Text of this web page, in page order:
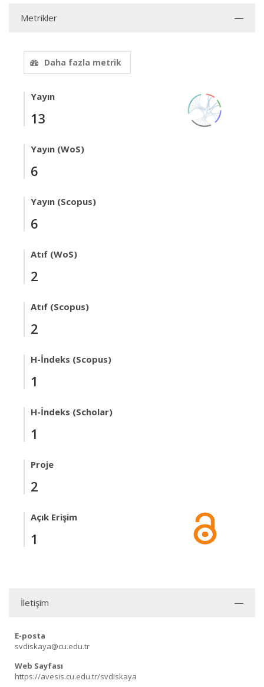
Metrikler
Daha fazla metrik
Yayın
13
Yayın (WoS)
6
Yayın (Scopus)
6
Atıf (WoS)
2
Atıf (Scopus)
2
H-İndeks (Scopus)
1
H-İndeks (Scholar)
1
Proje
2
Açık Erişim
1
İletişim
E-posta
svdiskaya@cu.edu.tr
Web Sayfası
https://avesis.cu.edu.tr/svdiskaya